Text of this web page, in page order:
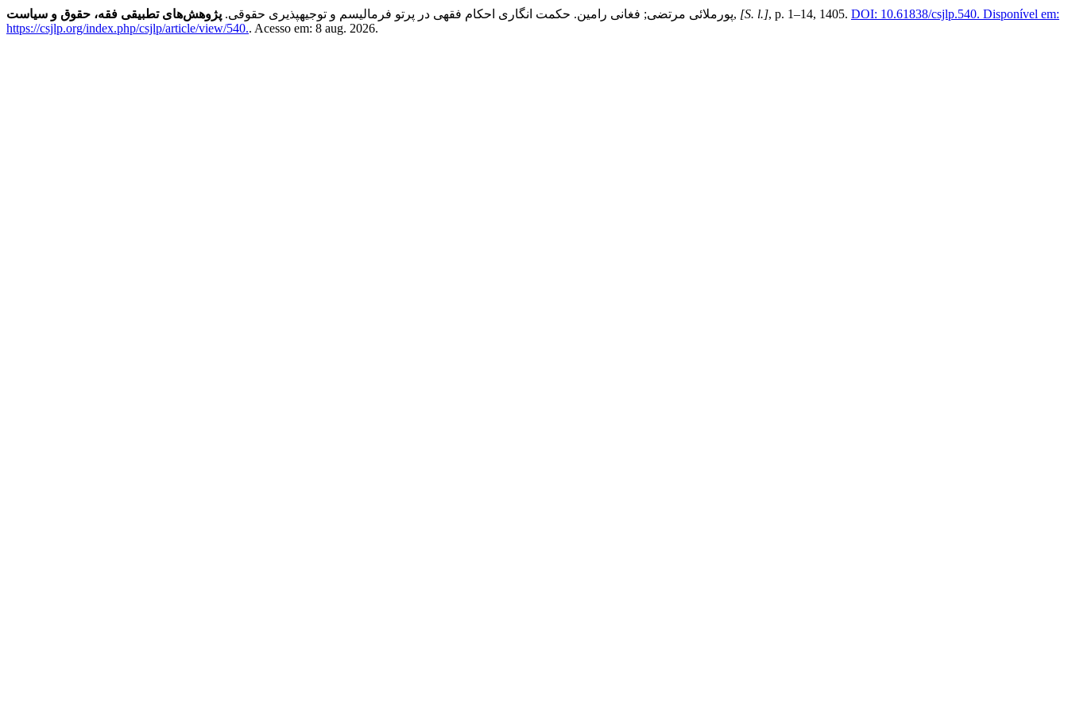
پورملائی مرتضی; فغانی رامین. حکمت انگاری احکام فقهی در پرتو فرمالیسم و توجیه­پذیری حقوقی. پژوهش‌های تطبیقی فقه، حقوق و سیاست , [S. l.], p. 1–14, 1405. DOI: 10.61838/csjlp.540. Disponível em:
https://csjlp.org/index.php/csjlp/article/view/540.. Acesso em: 8 aug. 2026.